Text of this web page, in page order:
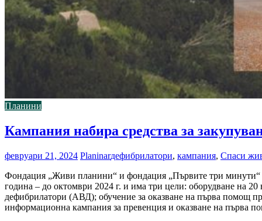
Планини
Кампания набира средства за
февруари 21, 2024 Planinarдефибрилатори, кампания, Спаси
Фондация „Живи планини“ и фондация „Първите три минути“
година – до октомври 2024 г. и има три цели: оборудване на
дефибрилатори (АВД); обучение за оказване на първа помощ
информационна кампания за превенция и оказване на първа